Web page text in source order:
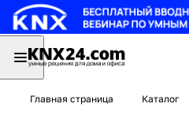
Главная страница Каталог